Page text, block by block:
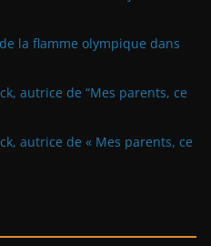
la flamme olympique dans
autrice de “Mes parents, ce
autrice de « Mes parents, ce